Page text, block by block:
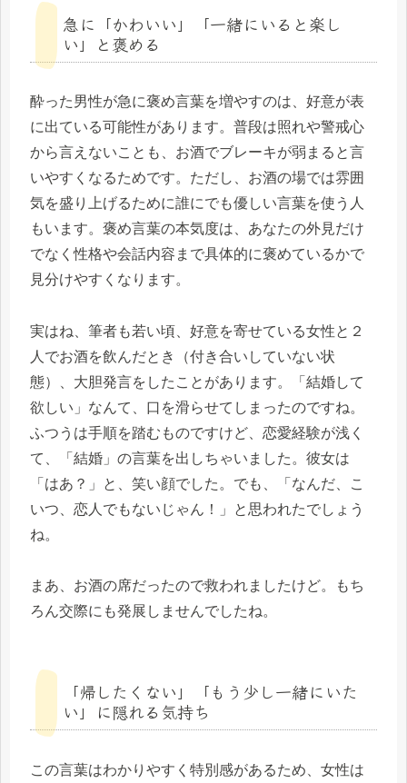
急に「かわいい」「一緒にいると楽し
い」と褒める
酔った男性が急に褒め言葉を増やすのは、好意が表
に出ている可能性があります。普段は照れや警戒心
から言えないことも、お酒でブレーキが弱まると言
いやすくなるためです。ただし、お酒の場では雰囲
気を盛り上げるために誰にでも優しい言葉を使う人
もいます。褒め言葉の本気度は、あなたの外見だけ
でなく性格や会話内容まで具体的に褒めているかで
見分けやすくなります。
実はね、筆者も若い頃、好意を寄せている女性と２
人でお酒を飲んだとき（付き合いしていない状
態）、大胆発言をしたことがあります。「結婚して
欲しい」なんて、口を滑らせてしまったのですね。
ふつうは手順を踏むものですけど、恋愛経験が浅く
て、「結婚」の言葉を出しちゃいました。彼女は
「はあ？」と、笑い顔でした。でも、「なんだ、こ
いつ、恋人でもないじゃん！」と思われたでしょう
ね。
まあ、お酒の席だったので救われましたけど。もち
ろん交際にも発展しませんでしたね。
「帰したくない」「もう少し一緒にいた
い」に隠れる気持ち
この言葉はわかりやすく特別感があるため、女性は